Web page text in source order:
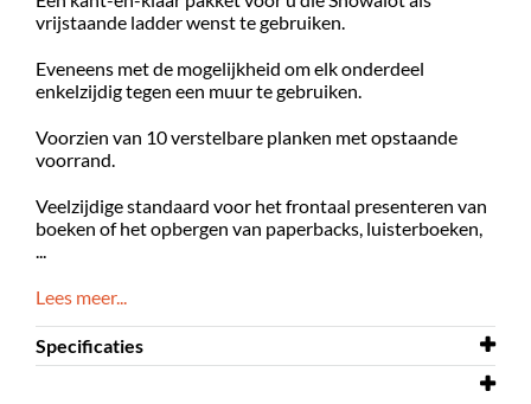
vrijstaande ladder wenst te gebruiken.
Eveneens met de mogelijkheid om elk onderdeel
enkelzijdig tegen een muur te gebruiken.
Voorzien van 10 verstelbare planken met opstaande
voorrand.
Veelzijdige standaard voor het frontaal presenteren van
boeken of het opbergen van paperbacks, luisterboeken,
...
Lees meer...
Specificaties